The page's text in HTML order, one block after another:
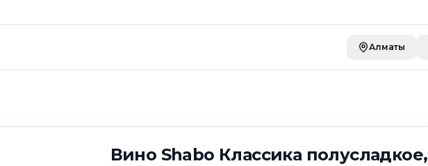
Алматы
Вино Shabo Классика полусладкое,